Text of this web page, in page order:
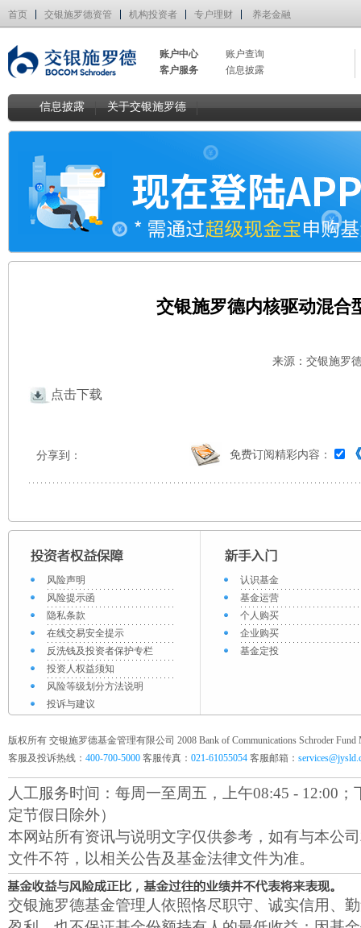
首页 交银施罗德资管 机构投资者 专户理财 养老金融
账户中心
账户查询
客户服务
信息披露
信息披露 关于交银施罗德
交银施罗德内核驱动混合
来源：交银施罗
点击下载
分享到： 免费订阅精彩内容：
风险声明
风险提示函
隐私条款
在线交易安全提示
反洗钱及投资者保护专栏
投资人权益须知
风险等级划分方法说明
投诉与建议
认识基金
基金运营
个人购买
企业购买
基金定投
版权所有 交银施罗德基金管理有限公司 2008 Bank of Communications Schroder Fund
客服及投诉热线： 400-700-5000 客服传真： 021-61055054 客服邮箱：
人工服务时间：每周一至周五，上午08:45 - 12:00；
定节假日除外）
本网站所有资讯与说明文字仅供参考，如有与本公
文件不符，以相关公告及基金法律文件为准。
交银施罗德基金管理人依照恪尽职守、诚实信用、